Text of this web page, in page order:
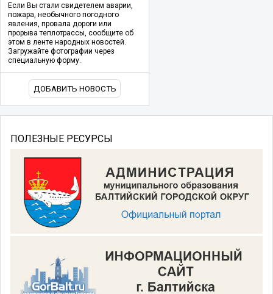
Если Вы стали свидетелем аварии,
пожара, необычного погодного
явления, провала дороги или
прорыва теплотрассы, сообщите об
этом в ленте народных новостей.
Загружайте фотографии через
специальную форму.
ДОБАВИТЬ НОВОСТЬ
ПОЛЕЗНЫЕ РЕСУРСЫ